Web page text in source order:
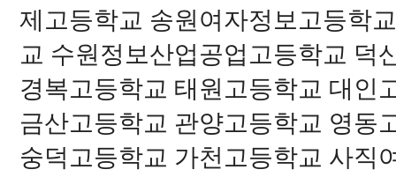
제고등학교 송원여자정보고등학
교 수원정보산업공업고등학교 덕
경복고등학교 태원고등학교 대인
금산고등학교 관양고등학교 영동
숭덕고등학교 가천고등학교 사직